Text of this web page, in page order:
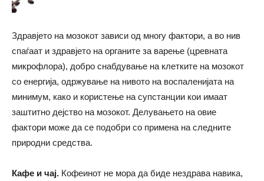
Здравјето на мозокот зависи од многу фактори, а во нив
спаѓаат и здравјето на органите за варење (цревната
микрофлора), добро снабдување на клетките на мозокот
со енергија, одржување на нивото на воспаленијата на
минимум, како и користење на супстанции кои имаат
заштитно дејство на мозокот. Делувањето на овие
фактори може да се подобри со примена на следните
природни средства.
Кафе и чај. Кофеинот не мора да биде нездрава навика,